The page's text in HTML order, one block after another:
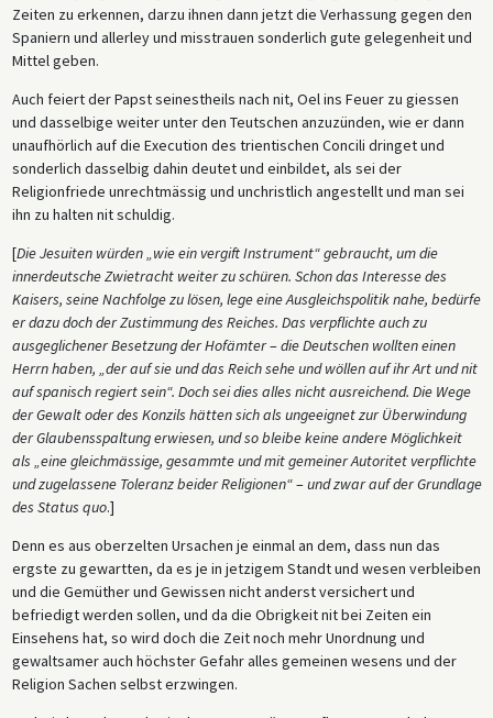
Zeiten zu erkennen, darzu ihnen dann jetzt die Verhassung gegen den
Spaniern und allerley und misstrauen sonderlich gute gelegenheit und
Mittel geben.
Auch feiert der Papst seinestheils nach nit, Oel ins Feuer zu giessen
und dasselbige weiter unter den Teutschen anzuzünden, wie er dann
unaufhörlich auf die Execution des trientischen Concili dringet und
sonderlich dasselbig dahin deutet und einbildet, als sei der
Religionfriede unrechtmässig und unchristlich angestellt und man sei
ihn zu halten nit schuldig.
[Die Jesuiten würden „wie ein vergift Instrument“ gebraucht, um die
innerdeutsche Zwietracht weiter zu schüren. Schon das Interesse des
Kaisers, seine Nachfolge zu lösen, lege eine Ausgleichspolitik nahe, bedürfe
er dazu doch der Zustimmung des Reiches. Das verpflichte auch zu
ausgeglichener Besetzung der Hofämter–die Deutschen wollten einen
Herrn haben, „der auf sie und das Reich sehe und wöllen auf ihr Art und nit
auf spanisch regiert sein“. Doch sei dies alles nicht ausreichend. Die Wege
der Gewalt oder des Konzils hätten sich als ungeeignet zur Überwindung
der Glaubensspaltung erwiesen, und so bleibe keine andere Möglichkeit
als „eine gleichmässige, gesammte und mit gemeiner Autoritet verpflichte
und zugelassene Toleranz beider Religionen“–und zwar auf der Grundlage
des Status quo.]
Denn es aus oberzelten Ursachen je einmal an dem, dass nun das
ergste zu gewartten, da es je in jetzigem Standt und wesen verbleiben
und die Gemüther und Gewissen nicht anderst versichert und
befriedigt werden sollen, und da die Obrigkeit nit bei Zeiten ein
Einsehens hat, so wird doch die Zeit noch mehr Unordnung und
gewaltsamer auch höchster Gefahr alles gemeinen wesens und der
Religion Sachen selbst erzwingen.